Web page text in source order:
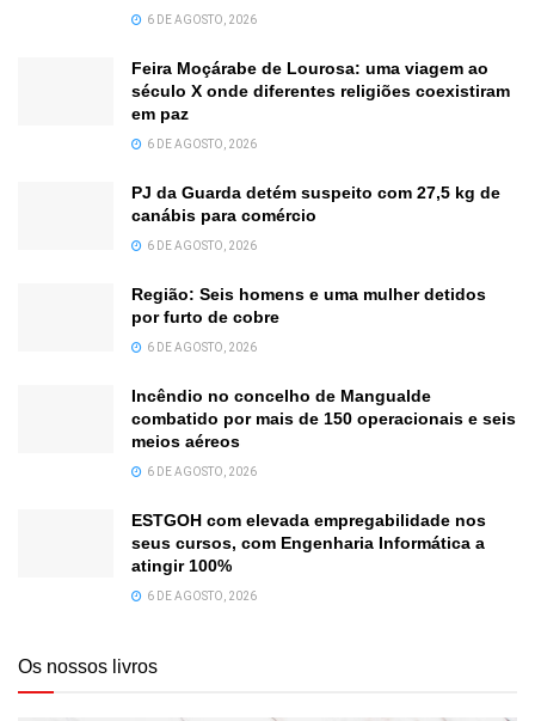
6 DE AGOSTO, 2026
Feira Moçárabe de Lourosa: uma viagem ao
século X onde diferentes religiões coexistiram
em paz
6 DE AGOSTO, 2026
PJ da Guarda detém suspeito com 27,5 kg de
canábis para comércio
6 DE AGOSTO, 2026
Região: Seis homens e uma mulher detidos
por furto de cobre
6 DE AGOSTO, 2026
Incêndio no concelho de Mangualde
combatido por mais de 150 operacionais e seis
meios aéreos
6 DE AGOSTO, 2026
ESTGOH com elevada empregabilidade nos
seus cursos, com Engenharia Informática a
atingir 100%
6 DE AGOSTO, 2026
Os nossos livros